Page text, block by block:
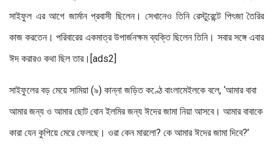
সাইফুল এর আগে জার্মান প্রবাসী ছিলেন। সেখানেও তিনি রেস্টুরেন্টে পিৎজা তৈরির
কাজ করতেন। পরিবারের একমাত্র উপার্জনক্ষম ব্যক্তি ছিলেন তিনি। সবার সঙ্গে এবার
ঈদ করারও কথা ছিল তার।[ads2]
সাইফুলের বড় মেয়ে সামিয়া (৯) কান্না জড়িত কণ্ঠে বাংলামেইলকে বলে, ‘আমার বাবা
আমার জন্য ও আমার ছোট বোন ইলমির জন্য ঈদের জামা নিয়া আসবে। আমার বাবাকে
কারা যেন কুপিয়ে মেরে ফেলছে। ওরা কেন মারলো? কে আমার ঈদের জামা দিবে?’